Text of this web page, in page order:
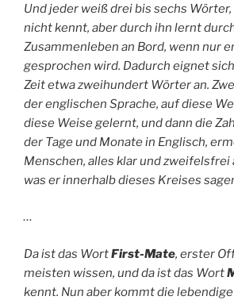
Und jeder weiß drei bis sechs
nicht kennt, aber durch ihn lernt
Zusammenleben an Bord, wenn nur
gesprochen wird. Dadurch eignet
Zeit etwa zweihundert Wörter an.
der englischen Sprache, auf diese
diese Weise gelernt, und dann die
der Tage und Monate in Englisch,
Menschen, alles klar und zweifelsfrei
was er innerhalb dieses Kreises
…
Da ist das WortFirst-Mate, erster
meisten wissen, und da ist das Wort
kennt. Nun aber kommt die